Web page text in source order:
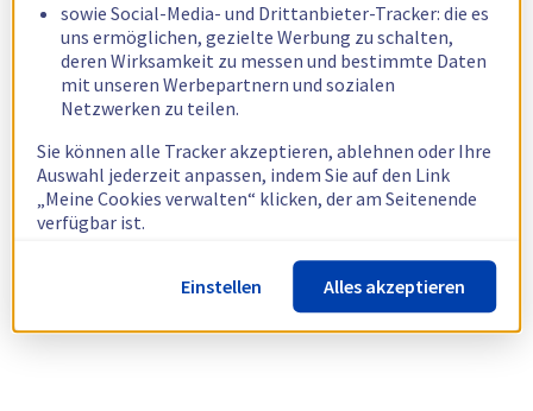
sowie Social-Media- und Drittanbieter-Tracker: die es
uns ermöglichen, gezielte Werbung zu schalten,
deren Wirksamkeit zu messen und bestimmte Daten
mit unseren Werbepartnern und sozialen
Netzwerken zu teilen.
Sie können alle Tracker akzeptieren, ablehnen oder Ihre
Auswahl jederzeit anpassen, indem Sie auf den Link
„Meine Cookies verwalten“ klicken, der am Seitenende
verfügbar ist.
Weitere Informationen finden Sie in unsererRichtlinie
zur Verwendung von Cookies.
Einstellen Alles akzeptieren